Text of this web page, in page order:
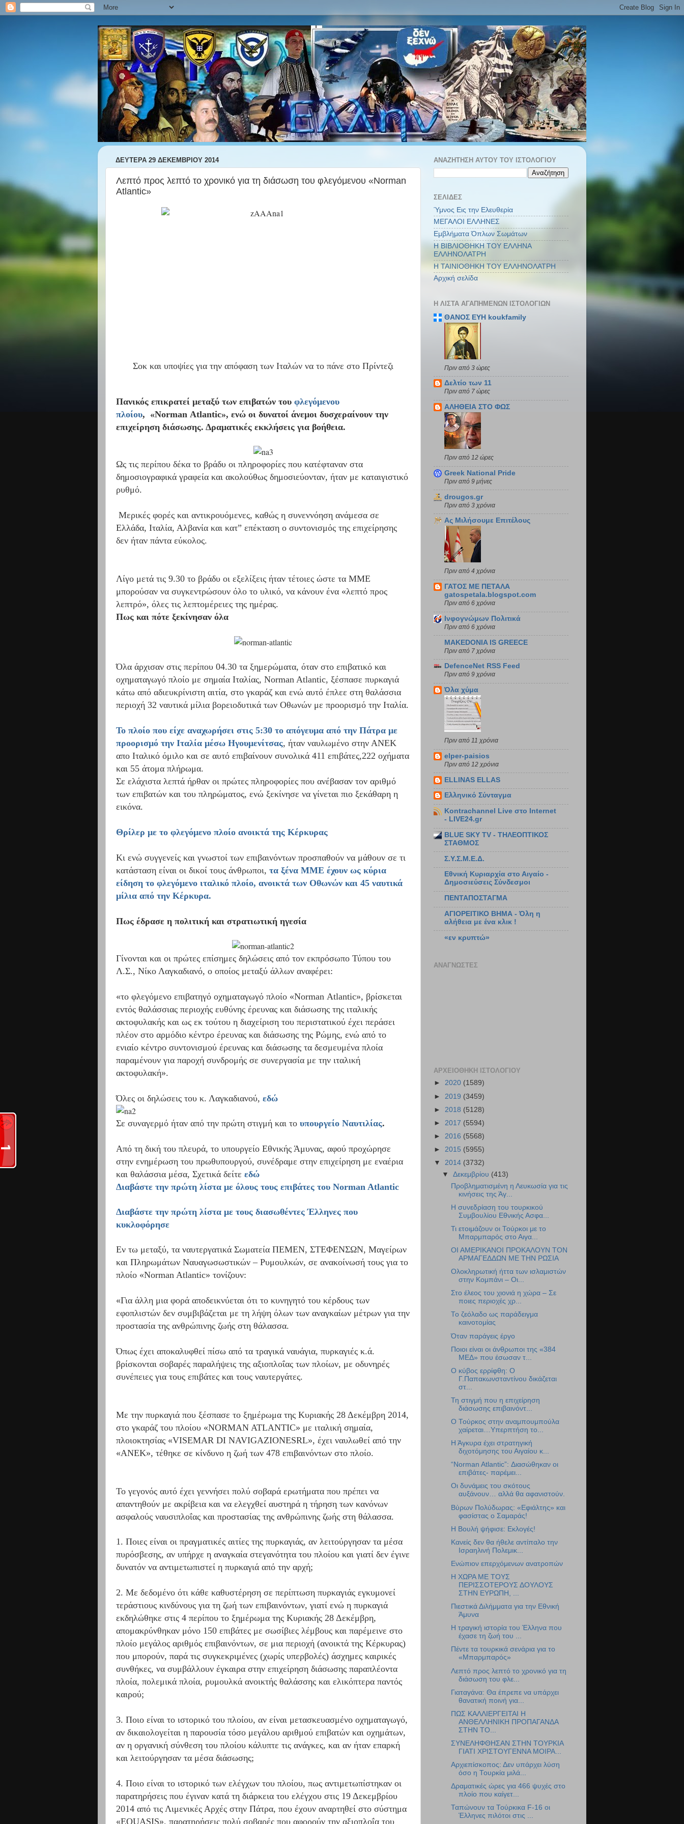
ΔΕΥΤΈΡΑ 29 ΔΕΚΕΜΒΡΊΟΥ 2014
Λεπτό προς λεπτό το χρονικό για τη διάσωση του φλεγόμενου «Norman
Atlantic»
Σοκ και υποψίες για την απόφαση των Ιταλών να το πάνε στο Πρίντεζι
Πανικός επικρατεί μεταξύ των επιβατών του φλεγόμενου
πλοίου, «Νorman Αtlantic», ενώ οι δυνατοί άνεμοι δυσχεραίνουν την
επιχείρηση διάσωσης. Δραματικές εκκλήσεις για βοήθεια.
Ως τις περίπου δέκα το βράδυ οι πληροφορίες που κατέφταναν στα
δημοσιογραφικά γραφεία και ακολούθως δημοσιεύονταν, ήταν με καταιγιστικό
ρυθμό.
Μερικές φορές και αντικρουόμενες, καθώς η συνεννόηση ανάμεσα σε
Ελλάδα, Ιταλία, Αλβανία και κατ” επέκταση ο συντονισμός της επιχείρησης
δεν ήταν πάντα εύκολος.
Λίγο μετά τις 9.30 το βράδυ οι εξελίξεις ήταν τέτοιες ώστε τα ΜΜΕ
μπορούσαν να συγκεντρώσουν όλο το υλικό, να κάνουν ένα «λεπτό προς
λεπτρό», όλες τις λεπτομέρειες της ημέρας.
Πως και πότε ξεκίνησαν όλα
Όλα άρχισαν στις περίπου 04.30 τα ξημερώματα, όταν στο επιβατικό και
οχηματαγωγό πλοίο με σημαία Ιταλίας, Norman Atlantic, ξέσπασε πυρκαγιά
κάτω από αδιευκρίνιστη αιτία, στο γκαράζ και ενώ αυτό έπλεε στη θαλάσσια
περιοχή 32 ναυτικά μίλια βορειοδυτικά των Οθωνών με προορισμό την Ιταλία.
Το πλοίο που είχε αναχωρήσει στις 5:30 το απόγευμα από την Πάτρα με
προορισμό την Ιταλία μέσω Ηγουμενίτσας, ήταν ναυλωμένο στην ΑΝΕΚ
απο Ιταλικό όμιλο και σε αυτό επιβαίνουν συνολικά 411 επιβάτες,222 οχήματα
και 55 άτομα πλήρωμα.
Σε ελάχιστα λεπτά ήρθαν οι πρώτες πληροφορίες που ανέβασαν τον αριθμό
των επιβατών και του πληρώματος, ενώ ξεκίνησε να γίνεται πιο ξεκάθαρη η
εικόνα.
Θρίλερ με το φλεγόμενο πλοίο ανοικτά της Κέρκυρας
Κι ενώ συγγενείς και γνωστοί των επιβαινόντων προσπαθούν να μάθουν σε τι
κατάσταση είναι οι δικοί τους άνθρωποι, τα ξένα ΜΜΕ έχουν ως κύρια
είδηση το φλεγόμενο ιταλικό πλοίο, ανοικτά των Οθωνών και 45 ναυτικά
μίλια από την Κέρκυρα.
Πως έδρασε η πολιτική και στρατιωτική ηγεσία
Γίνονται και οι πρώτες επίσημες δηλώσεις από τον εκπρόσωπο Τύπου του
Λ.Σ., Νίκο Λαγκαδιανό, ο οποίος μεταξύ άλλων αναφέρει:
«το φλεγόμενο επιβατηγό οχηματαγωγό πλοίο «Νorman Αtlantic», βρίσκεται
εντός θαλάσσιας περιοχής ευθύνης έρευνας και διάσωσης της ιταλικής
ακτοφυλακής και ως εκ τούτου η διαχείριση του περιστατικού έχει περάσει
πλέον στο αρμόδιο κέντρο έρευνας και διάσωσης της Ρώμης, ενώ από το
ενιαίο κέντρο συντονισμού έρευνας και διάσωσης τα δεσμευμένα πλοία
παραμένουν για παροχή συνδρομής σε συνεργασία με την ιταλική
ακτοφυλακή».
Όλες οι δηλώσεις του κ. Λαγκαδιανού, εδώ
Σε συναγερμό ήταν από την πρώτη στιγμή και το υπουργείο Ναυτιλίας.
Από τη δική του πλευρά, το υπουργείο Εθνικής Άμυνας, αφού προχώρησε
στην ενημέρωση του πρωθυπουργού, συνέδραμε στην επιχείρηση με εναέρια
και θαλάσσια μέσα, Σχετικά δείτε εδώ
Διαβάστε την πρώτη λίστα με όλους τους επιβάτες του Norman Atlantic
Διαβάστε την πρώτη λίστα με τους διασωθέντες Έλληνες που
κυκλοφόρησε
Εν τω μεταξύ, τα ναυτεργατικά Σωματεία ΠΕΜΕΝ, ΣΤΕΦΕΝΣΩΝ, Μαγείρων
και Πληρωμάτων Ναυαγωσωστικών – Ρυμουλκών, σε ανακοίνωσή τους για το
πλοίο «Norman Atlantic» τονίζουν:
«Για άλλη μια φορά αποδεικνύεται ότι το κυνηγητό του κέρδους των
εφοπλιστών δεν συμβιβάζεται με τη λήψη όλων των αναγκαίων μέτρων για την
προστασία της ανθρώπινης ζωής στη θάλασσα.
Όπως έχει αποκαλυφθεί πίσω από τα τραγικά ναυάγια, πυρκαγιές κ.ά.
βρίσκονται σοβαρές παραλήψεις της αξιοπλοΐας των πλοίων, με οδυνηρές
συνέπειες για τους επιβάτες και τους ναυτεργάτες.
Με την πυρκαγιά που ξέσπασε το ξημέρωμα της Κυριακής 28 Δεκέμβρη 2014,
στο γκαράζ του πλοίου «NORMAN ATLANTIC» με ιταλική σημαία,
πλοιοκτησίας «VISEMAR DI NAVIGAZIONESRL», έχει ναυλωθεί από την
«ΑΝΕΚ», τέθηκε σε κίνδυνο η ζωή των 478 επιβαινόντων στο πλοίο.
Το γεγονός αυτό έχει γεννήσει πολύ σοβαρά ερωτήματα που πρέπει να
απαντηθούν με ακρίβεια και να ελεγχθεί αυστηρά η τήρηση των κανόνων
ασφαλούς ναυσιπλοΐας και προστασίας της ανθρώπινης ζωής στη θάλασσα.
1. Ποιες είναι οι πραγματικές αιτίες της πυρκαγιάς, αν λειτούργησαν τα μέσα
πυρόσβεσης, αν υπήρχε η αναγκαία στεγανότητα του πλοίου και γιατί δεν έγινε
δυνατόν να αντιμετωπιστεί η πυρκαγιά από την αρχή;
2. Με δεδομένο ότι κάθε καθυστέρηση σε περίπτωση πυρκαγιάς εγκυμονεί
τεράστιους κινδύνους για τη ζωή των επιβαινόντων, γιατί ενώ η πυρκαγιά
εκδηλώθηκε στις 4 περίπου το ξημέρωμα της Κυριακής 28 Δεκέμβρη,
απομακρύνθηκαν μόνο 150 επιβάτες με σωσίβιες λέμβους και παρέμεινε στο
πλοίο μεγάλος αριθμός επιβαινόντων, σε μια περιοχή (ανοικτά της Κέρκυρας)
που μπορούν, παρά τις συγκεκριμένες (χωρίς υπερβολές) άσχημες καιρικές
συνθήκες, να συμβάλλουν έγκαιρα στην επιχείρηση διάσωσης παραπλέοντα
πλοία, πολεμικά πλοία, ρυμουλκά ανοικτής θαλάσσης και ελικόπτερα παντός
καιρού;
3. Ποιο είναι το ιστορικό του πλοίου, αν είναι μετασκευασμένο οχηματαγωγό,
αν δικαιολογείται η παρουσία τόσο μεγάλου αριθμού επιβατών και οχημάτων,
αν η οργανική σύνθεση του πλοίου κάλυπτε τις ανάγκες, και αν ήταν επαρκή
και λειτούργησαν τα μέσα διάσωσης;
4. Ποιο είναι το ιστορικό των ελέγχων του πλοίου, πως αντιμετωπίστηκαν οι
παρατηρήσεις που έγιναν κατά τη διάρκεια του ελέγχου στις 19 Δεκεμβρίου
2014 από τις Λιμενικές Αρχές στην Πάτρα, που έχουν αναρτηθεί στο σύστημα
«EQUASIS», παρατηρήσεις πολύ σοβαρές που αφορούν την αξιοπλοΐα του
ΑΝΑΖΉΤΗΣΗ ΑΥΤΟΎ ΤΟΥ ΙΣΤΟΛΟΓΊΟΥ
ΣΕΛΊΔΕΣ
Ύμνος Εις την Ελευθερία
ΜΕΓΑΛΟΙ ΕΛΛΗΝΕΣ
Εμβλήματα Όπλων Σωμάτων
Η ΒΙΒΛΙΟΘΗΚΗ ΤΟΥ ΕΛΛΗΝΑ
ΕΛΛΗΝΟΛΑΤΡΗ
Η ΤΑΙΝΙΟΘΗΚΗ ΤΟΥ ΕΛΛΗΝΟΛΑΤΡΗ
Αρχική σελίδα
Η ΛΊΣΤΑ ΑΓΑΠΗΜΈΝΩΝ ΙΣΤΟΛΟΓΊΩΝ
ΘΑΝΟΣ ΕΥΗ koukfamily
Πριν από 3 ώρες
Δελτίο των 11
Πριν από 7 ώρες
ΑΛΗΘΕΙΑ ΣΤΟ ΦΩΣ
Πριν από 12 ώρες
Greek National Pride
Πριν από 9 μήνες
drougos.gr
Πριν από 3 χρόνια
Ας Μιλήσουμε Επιτέλους
Πριν από 4 χρόνια
ΓΑΤΟΣ ΜΕ ΠΕΤΑΛΑ
gatospetala.blogspot.com
Πριν από 6 χρόνια
Ινφογνώμων Πολιτικά
Πριν από 6 χρόνια
MAKEDONIA IS GREECE
Πριν από 7 χρόνια
DefenceNet RSS Feed
Πριν από 9 χρόνια
Όλα χύμα
Πριν από 11 χρόνια
elper-paisios
Πριν από 12 χρόνια
ELLINAS ELLAS
Ελληνικό Σύνταγμα
Kontrachannel Live στο Internet
- LIVE24.gr
BLUE SKY TV - ΤΗΛΕΟΠΤΙΚΟΣ
ΣΤΑΘΜΟΣ
Σ.Υ.Σ.Μ.Ε.Δ.
Εθνική Κυριαρχία στο Αιγαίο -
Δημοσιεύσεις Σύνδεσμοι
ΠΕΝΤΑΠΟΣΤΑΓΜΑ
ΑΓΙΟΡΕΙΤΙΚΟ ΒΗΜΑ - Όλη η
αλήθεια με ένα κλικ !
«εν κρυπτώ»
ΑΝΑΓΝΏΣΤΕΣ
ΑΡΧΕΙΟΘΉΚΗ ΙΣΤΟΛΟΓΊΟΥ
► 2020 (1589)
► 2019 (3459)
► 2018 (5128)
► 2017 (5594)
► 2016 (5568)
► 2015 (5955)
▼ 2014 (3732)
▼Δεκεμβρίου (413)
Προβληματισμένη η Λευκωσία για τις
κινήσεις της Άγ...
Η συνεδρίαση του τουρκικού
Συμβουλίου Εθνικής Ασφα...
Τι ετοιμάζουν οι Τούρκοι με το
Μπαρμπαρός στο Αιγα...
ΟΙ ΑΜΕΡΙΚΑΝΟΙ ΠΡΟΚΑΛΟΥΝ ΤΟΝ
ΑΡΜΑΓΕΔΔΩΝ ΜΕ ΤΗΝ ΡΩΣΙΑ
Ολοκληρωτική ήττα των ισλαμιστών
στην Κομπάνι – Οι...
Στο έλεος του χιονιά η χώρα – Σε
ποιες περιοχές χρ...
Το ζεόλαδο ως παράδειγμα
καινοτομίας
Όταν παράγεις έργο
Ποιοι είναι οι άνθρωποι της «384
ΜΕΔ» που έσωσαν τ...
Ο κύβος ερρίφθη: Ο
Γ.Παπακωνσταντίνου δικάζεται
στ...
Τη στιγμή που η επιχείρηση
διάσωσης επιβαινόντ...
Ο Τούρκος στην αναμπουμπούλα
χαίρεται…Υπερπτήση το...
Η Άγκυρα έχει στρατηγική
διχοτόμησης του Αιγαίου κ...
“Norman Atlantic”: Διασώθηκαν οι
επιβάτες- παρέμει...
Οι δυνάμεις του σκότους
αυξάνουν… αλλά θα αφανιστούν.
Βύρων Πολύδωρας: «Εφιάλτης» και
φασίστας ο Σαμαράς!
Η Βουλή ψήφισε: Εκλογές!
Kανείς δεν θα ήθελε αντίπαλο την
Ισραηλινή Πολεμικ...
Ενώπιον επερχόμενων ανατροπών
Η ΧΩΡΑ ΜΕ ΤΟΥΣ
ΠΕΡΙΣΣΟΤΕΡΟΥΣ ΔΟΥΛΟΥΣ
ΣΤΗΝ ΕΥΡΩΠΗ, ...
Πιεστικά Διλήμματα για την Εθνική
Άμυνα
Η τραγική ιστορία του Έλληνα που
έχασε τη ζωή του ...
Πέντε τα τουρκικά σενάρια για το
«Μπαρμπαρός»
Λεπτό προς λεπτό το χρονικό για τη
διάσωση του φλε...
Γιαταγάνα: Θα έπρεπε να υπάρχει
θανατική ποινή για...
ΠΩΣ ΚΑΛΛΙΕΡΓΕΙΤΑΙ Η
ΑΝΘΕΛΛΗΝΙΚΗ ΠΡΟΠΑΓΑΝΔΑ
ΣΤΗΝ ΤΟ...
ΣΥΝΕΛΗΦΘΗΣΑΝ ΣΤΗΝ ΤΟΥΡΚΙΑ
ΓΙΑΤΙ ΧΡΙΣΤΟΥΓΕΝΝΑ ΜΟΙΡΑ...
Αρχιεπίσκοπος: Δεν υπάρχει λύση
όσο η Τουρκία μιλά...
Δραματικές ώρες για 466 ψυχές στο
πλοίο που καίγετ...
Ταπώνουν τα Τούρκικα F-16 οι
Έλληνες πιλότοι στις ...